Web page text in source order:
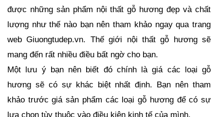
được những sản phẩm nội thất gỗ hương đẹp và chất
lượng như thế nào bạn nên tham khảo ngay qua trang
web Giuongtudep.vn. Thế giới nội thất gỗ hương sẽ
mang đến rất nhiều điều bất ngờ cho bạn.
Một lưu ý bạn nên biết đó chính là giá các loại gỗ
hương sẽ có sự khác biệt nhất định. Bạn nên tham
khảo trước giá sản phẩm các loại gỗ hương để có sự
lựa chọn tùy thuộc vào điều kiện kinh tế của mình.